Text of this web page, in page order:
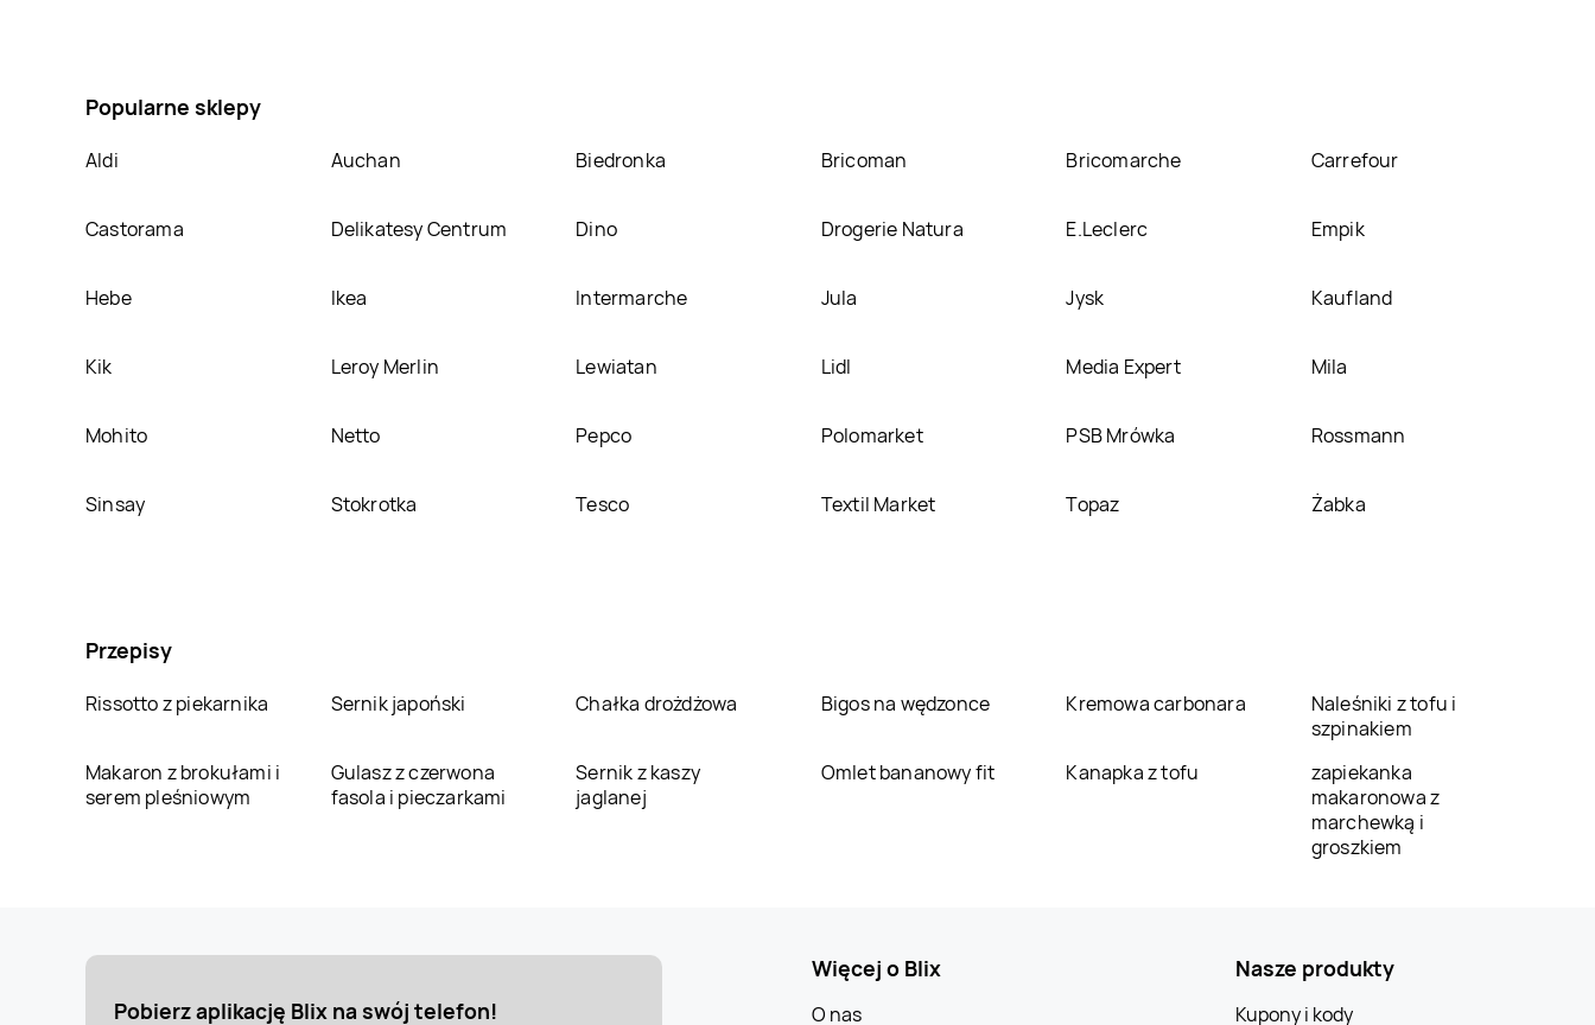
Popularne sklepy
Aldi Auchan Biedronka Bricoman Bricomarche Carrefour
Castorama Delikatesy Centrum Dino Drogerie Natura E.Leclerc Empik
Hebe Ikea Intermarche Jula Jysk Kaufland
Kik Leroy Merlin Lewiatan Lidl Media Expert Mila
Mohito Netto Pepco Polomarket PSB Mrówka Rossmann
Sinsay Stokrotka Tesco Textil Market Topaz Żabka
Przepisy
Rissotto z piekarnika Sernik japoński Chałka drożdżowa Bigos na wędzonce Kremowa carbonara
Naleśniki z tofu i
szpinakiem
Makaron z brokułami i
serem pleśniowym
Gulasz z czerwona
fasola i pieczarkami
Sernik z kaszy
jaglanej
Omlet bananowy fit Kanapka z tofu
zapiekanka
makaronowa z
marchewką i
groszkiem
Pobierz aplikację Blix na swój telefon!
Więcej o Blix
O nas
Nasze produkty
Kupony i kody